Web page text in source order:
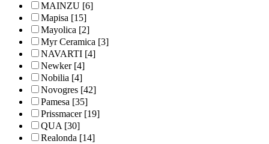
MAINZU [6]
Mapisa [15]
Mayolica [2]
Myr Ceramica [3]
NAVARTI [4]
Newker[4]
Nobilia [4]
Novogres [42]
Pamesa [35]
Prissmacer[19]
QUA[30]
Realonda [14]